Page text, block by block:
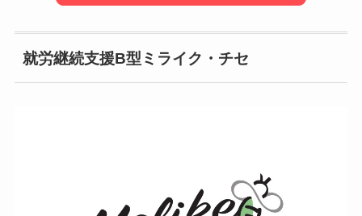
就労継続支援B型ミライク・チセ